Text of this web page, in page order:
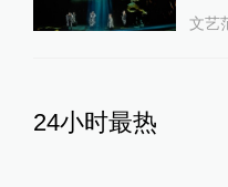
文艺
24小时最热